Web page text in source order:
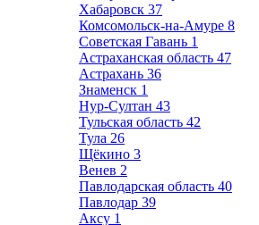
Хабаровск 37
Комсомольск-на-Амуре 8
Советская Гавань 1
Астраханская область 47
Астрахань 36
Знаменск 1
Нур-Султан 43
Тульская область 42
Тула 26
Щёкино 3
Венев 2
Павлодарская область 40
Павлодар 39
Аксу 1